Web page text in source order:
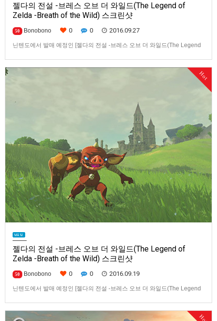
젤다의 전설 -브레스 오브 더 와일드(The Legend of
Zelda -Breath of the Wild) 스크린샷
50 Bonobono 0 0 2016.09.27
닌텐도에서 발매 예정인 [젤다의 전설 -브레스 오브 더 와일드(The Legend
Hot
젤다의 전설 -브레스 오브 더 와일드(The Legend of
Zelda -Breath of the Wild) 스크린샷
50 Bonobono 0 0 2016.09.19
닌텐도에서 발매 예정인 [젤다의 전설 -브레스 오브 더 와일드(The Legend
User News에서 이동 됨] [이 게시물은 HIKARU님에 의해 2022-10-…